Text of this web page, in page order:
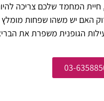
המחמד שלכם צריכה
האם יש משהו שפחות
הגופנית משפרת את